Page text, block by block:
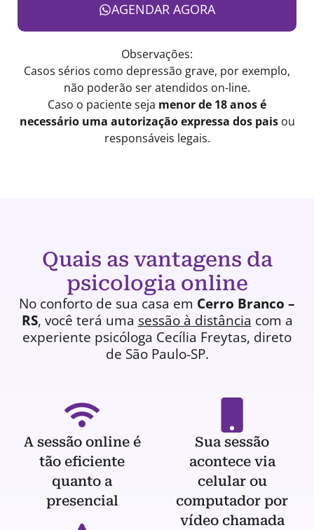
AGENDAR AGORA
Observações:
Casos sérios como depressão grave, por exemplo,
não poderão ser atendidos on-line.
Caso o paciente seja menor de 18 anos é
necessário uma autorização expressa dos paisou
responsáveis legais.
Quais as vantagens da
psicologia online
No conforto de sua casa em Cerro Branco –
RS, você terá uma sessão à distância com a
experiente psicóloga Cecília Freytas, direto
de São Paulo-SP.
A sessão online é
tão eficiente
quanto a
presencial
Sua sessão
acontece via
celular ou
computador por
vídeo chamada